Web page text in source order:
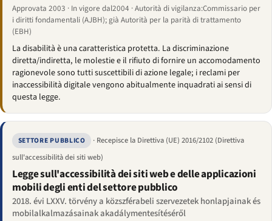
Approvata 2003 · In vigore dal2004 · Autorità di vigilanza:Commissario per
i diritti fondamentali (AJBH); già Autorità per la parità di trattamento
(EBH)
La disabilità è una caratteristica protetta. La discriminazione
diretta/indiretta, le molestie e il rifiuto di fornire un accomodamento
ragionevole sono tutti suscettibili di azione legale; i reclami per
inaccessibilità digitale vengono abitualmente inquadrati ai sensi di
questa legge.
SETTORE PUBBLICO
· Recepisce la Direttiva (UE) 2016/2102 (Direttiva
sull'accessibilità dei siti web)
Legge sull'accessibilità dei siti web e delle applicazioni
mobili degli enti del settore pubblico
2018. évi LXXV. törvény a közszférabeli szervezetek honlapjainak és
mobilalkalmazásainak akadálymentesítéséről